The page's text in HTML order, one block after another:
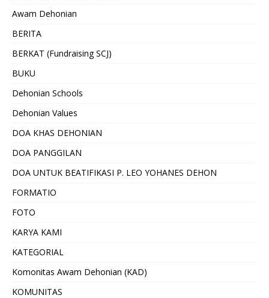
Awam Dehonian
BERITA
BERKAT (Fundraising SCJ)
BUKU
Dehonian Schools
Dehonian Values
DOA KHAS DEHONIAN
DOA PANGGILAN
DOA UNTUK BEATIFIKASI P. LEO YOHANES DEHON
FORMATIO
FOTO
KARYA KAMI
KATEGORIAL
Komonitas Awam Dehonian (KAD)
KOMUNITAS